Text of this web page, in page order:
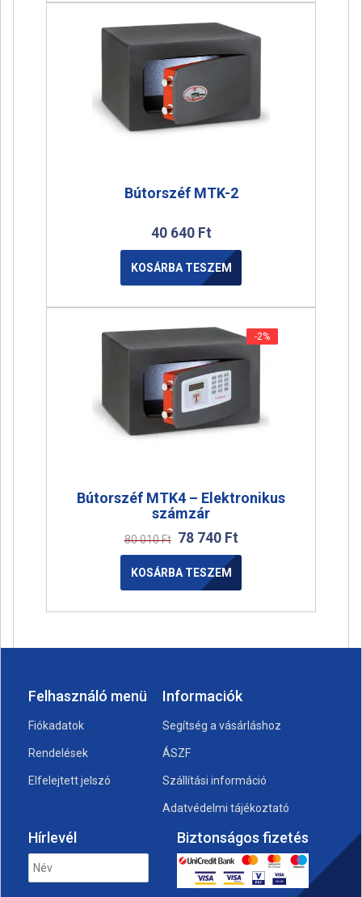
Bútorszéf MTK-2
40 640 Ft
KOSÁRBA TESZEM
-2%
-2%
Bútorszéf MTK4 – Elektronikus
számzár
80 010Ft 78 740 Ft
KOSÁRBA TESZEM
Felhasználó menü
Fiókadatok
Rendelések
Elfelejtett jelszó
Informaciók
Segítség a vásárláshoz
ÁSZF
Szállítási információ
Adatvédelmi tájékoztató
Hírlevél Biztonságos fizetés